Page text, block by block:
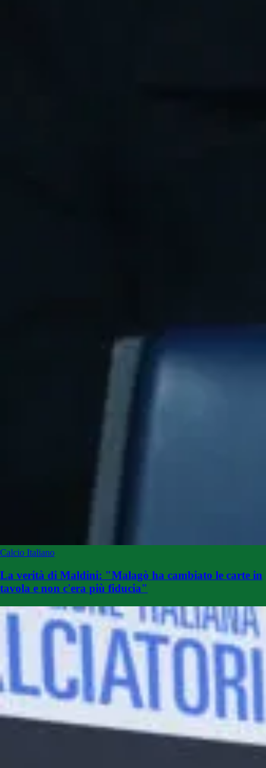
Calcio Italiano
La verità di Maldini: "Malagò ha cambiato le carte in
tavola e non c'era più fiducia"